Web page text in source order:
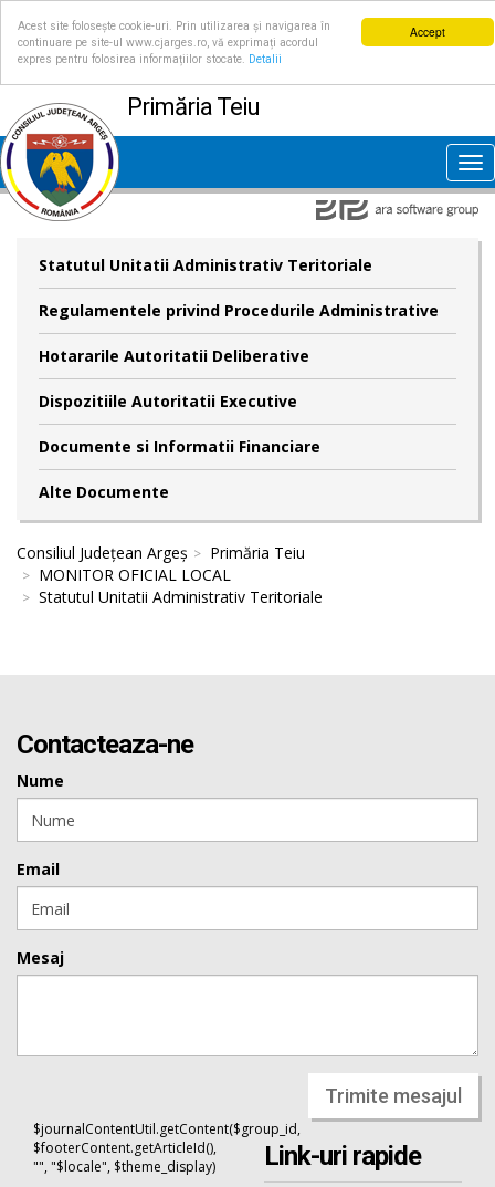
Accept
Acest site folosește cookie-uri. Prin utilizarea și navigarea în
continuare pe site-ul www.cjarges.ro, vă exprimați acordul
expres pentru folosirea informațiilor stocate.
Detalii
Primăria Teiu
Statutul Unitatii Administrativ Teritoriale
Regulamentele privind Procedurile Administrative
Hotararile Autoritatii Deliberative
Dispozitiile Autoritatii Executive
Documente si Informatii Financiare
Alte Documente
Consiliul Județean Argeș
Primăria Teiu
MONITOR OFICIAL LOCAL
Statutul Unitatii Administrativ Teritoriale
Contacteaza-ne
Nume
Email
Mesaj
Trimite mesajul
$journalContentUtil.getContent($group_id,
$footerContent.getArticleId(),
"", "$locale", $theme_display)
Link-uri rapide